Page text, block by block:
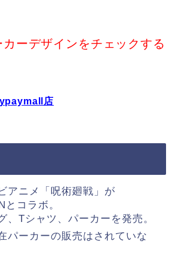
ーデザインをチェックする
店
アニメ「呪術廻戦」が
コラボ。
、Tシャツ、パーカーを発売。
パーカーの販売はされていな